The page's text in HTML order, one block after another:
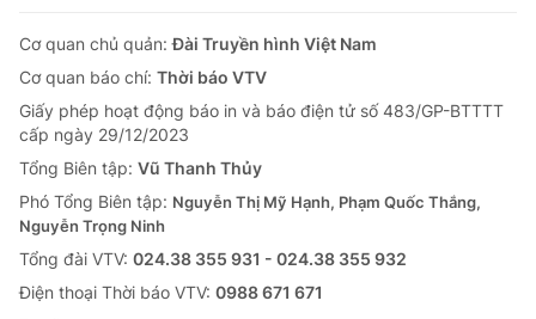
Cơ quan chủ quản:Đài Truyền hình Việt Nam
Cơ quan báo chí: Thời báo VTV
Giấy phép hoạt động báo in và báo điện tử số 483/GP-BTTTT
cấp ngày 29/12/2023
Tổng Biên tập: Vũ Thanh Thủy
Phó Tổng Biên tập: Nguyễn Thị Mỹ Hạnh, Phạm Quốc Thắng,
Nguyễn Trọng Ninh
Tổng đài VTV: 024.38 355 931 - 024.38 355 932
Ðiện thoại Thời báo VTV: 0988 671 671